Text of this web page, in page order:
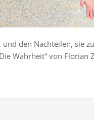
den Nachteilen, sie
Wahrheit“ von Florian